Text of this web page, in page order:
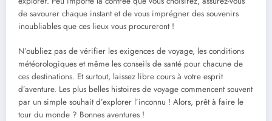
de savourer chaque instant et de vous imprégner des souvenirs
inoubliables que ces lieux vous procureront !
N’oubliez pas de vérifier les exigences de voyage, les conditions
météorologiques et même les conseils de santé pour chacune de
ces destinations. Et surtout, laissez libre cours à votre esprit
d’aventure. Les plus belles histoires de voyage commencent souvent
par un simple souhait d’explorer l’inconnu ! Alors, prêt à faire le
tour du monde ? Bonnes aventures !